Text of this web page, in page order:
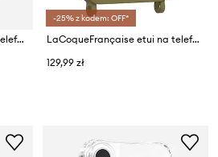
LaCoqueFrançaise etui na telefon IPHONE 17
-25% z kodem: OFF*
LaCoqueFrançaise etui na telefon IPHONE 17
129,99 zł